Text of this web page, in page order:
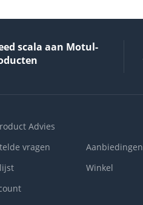
scala aan Motul-
Advies
vragen
Aanbiedingen
Winkel